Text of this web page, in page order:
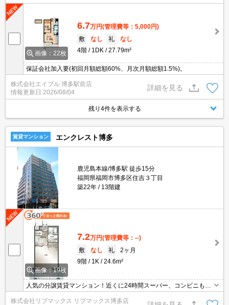
画像：22枚
6.7万円(管理費等：5,000円)
敷
なし 礼
なし
4階
1DK 27.79m²
保証会社加入要(初回月額総額60%、月次月額総額1.5%)。
株式会社エイブル 博多駅前店
情報更新日 2026/08/04
詳細を見る
残り4件を表示する
賃貸マンション エンクレスト博多
鹿児島本線/博多駅 徒歩15分
福岡県福岡市博多区住吉３丁目
築22年
13階建
画像：19枚
7.2万円(管理費等：--)
敷
なし 礼
2ヶ月
9階
1K 24.6m²
人気の分譲賃貸マンション！近くに24時間スーパー、コンビニもあ
り便利です！ガスコンロ２口付きでお料理も快適です！
株式会社リブマックス リブマックス博多店